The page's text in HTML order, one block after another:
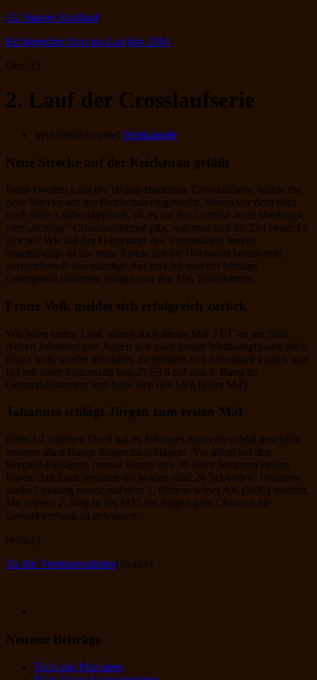
33. Staaner Stadtlauf
Erfolgreicher Start ins Laufjahr 2014
Dez. 15
2. Lauf der Crosslaufserie
Veröffentlicht unter Wettkämpfe
Neue Strecke auf der Reichenau gefällt
Beim zweiten Lauf der Hegau-Bodensee Crosslaufserie wurde die
neue Strecke auf der Reichenau eingeweiht. Waren vor dem Start
noch viele Läufer skeptisch, ob es auf der Gemüse-Insel überhaupt
eine „richtige“ Crosslaufstrecke gibt, war man sich im Ziel einig: Es
gibt sie! Wie auf der Homepage des Veranstalters bereits
angekündigt, ist die neue Runde um die Hochwart herum sehr
anspruchsvoll: das ständige Auf und Ab und der lehmige
Untergrund forderten einiges von den 196 Teilnehmern.
Franz Volk meldet sich erfolgreich zurück
Wie beim ersten Lauf, waren auch dieses Mal 3 LT’ler am Start:
Neben Johannes und Jürgen war nach langer Wettkampfpause auch
Franz Volk wieder mit dabei. Er meldete sich bärenstark zurück und
lief mit einer Spitzenzeit von 25:59.6 auf den 9. Rang im
Gesamtklassement und holte sich den Sieg in der M45.
Johannes schlägt Jürgen zum ersten Mal
Beim LT internen Duell hat es Johannes zum ersten Mal geschafft
unseren alten Hasen Jürgen zu schlagen! Vor allem bei den
Bergauf-Passagen, musste Jürgen den 26 Jahre Jüngeren ziehen
lassen. Am Ende trennten die beiden rund 20 Sekunden. Johannes
starke Leistung wurde mit dem 3. Platz in seiner AK (M30) belohnt.
Mit seinem 2. Sieg in der M55 hat Jürgen gute Chancen die
Gesamtwertung zu gewinnen.
[notice]
Zu den Vereinsresultaten[/notice]
Neueste Beiträge
Trails des Marcaires